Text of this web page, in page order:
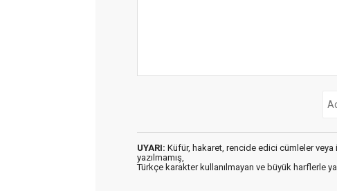
UYARI: Küfür, hakaret, rencide edici cümleler veya
yazılmamış,
Türkçe karakter kullanılmayan ve büyük harflerle